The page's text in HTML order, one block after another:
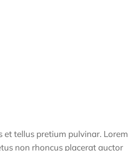
et tellus pretium pulvinar. Lorem
non rhoncus placerat auctor